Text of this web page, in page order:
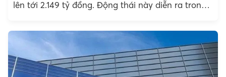
lên tới 2.149 tỷ đồng. Động thái này diễn ra trong